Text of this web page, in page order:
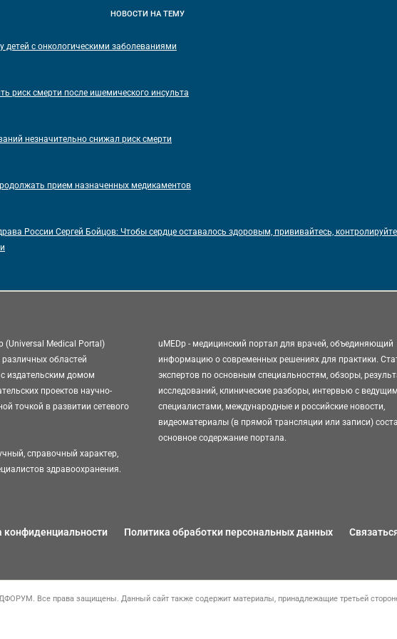
НОВОСТИ НА ТЕМУ
с онкологическими заболеваниями
риск смерти после ишемического инсульта
незначительно снижал риск смерти
прием назначенных медикаментов
России Сергей Бойцов: Чтобы сердце оставалось здоровым, прививайтесь, контролируйте
(Universal Medical Portal)
областей
издательским домом
проектов научно-
точкой в развитии сетевого
справочный характер,
здравоохранения.
uMEDp - медицинский портал для врачей, объединяющий
информацию о современных решениях для практики.
экспертов по основным специальностям, обзоры,
исследований, клинические разборы, интервью с
специалистами, международные и российские новости,
видеоматериалы (в прямой трансляции или записи)
основное содержание портала.
конфиденциальности Политика обработки персональных данных
Все права защищены. Данный сайт также содержит материалы, принадлежащие третьей